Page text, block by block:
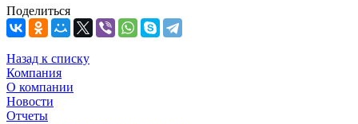
Поделиться
Назад к списку
Компания
О компании
Новости
Отчеты